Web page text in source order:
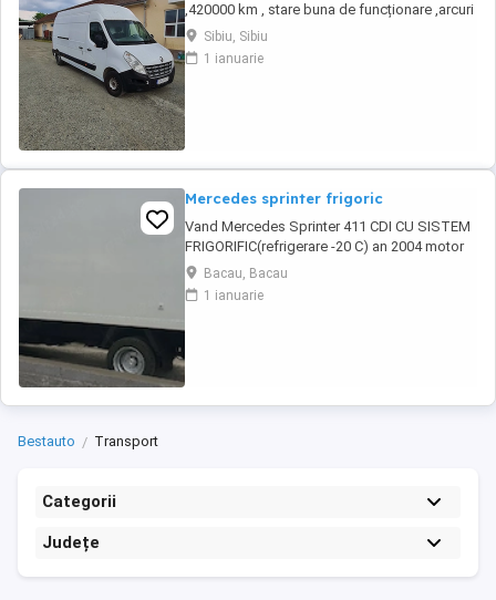
,420000 km , stare buna de funcționare ,arcuri
duble pe spate.VT iunie 2027.Asigurarea
expira în 12.08.2026
Sibiu, Sibiu
1 ianuarie
Mercedes sprinter frigoric
Vand Mercedes Sprinter 411 CDI CU SISTEM
FRIGORIFIC(refrigerare -20 C) an 2004 motor
2.7-160 hp in stare perfecta de functionare.
Avand schimbate telescoapele,grup nou
punte dubla 1000 euro ,alternator nou 150W,
Bacau, Bacau
1 ianuarie
Bestauto Transport
Categorii
Județe